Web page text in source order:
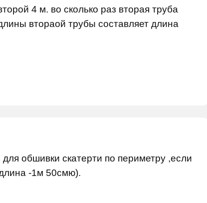
4 м. во сколько раз вторая труба
втораой трубы составляет длина
обшивки скатерти по периметру ,если
-1м 50смю).